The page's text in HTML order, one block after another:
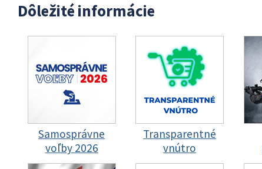
Dôležité informácie
Samosprávne
voľby 2026
Transparentné
vnútro